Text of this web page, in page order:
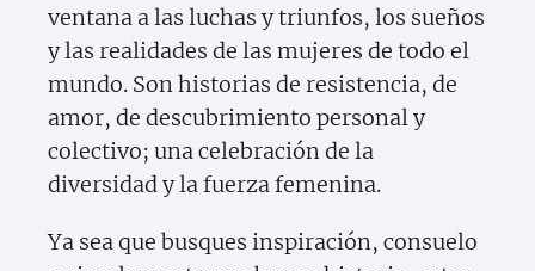
ventana a las luchas y triunfos, los sueños
y las realidades de las mujeres de todo el
mundo. Son historias de resistencia, de
amor, de descubrimiento personal y
colectivo; una celebración de la
diversidad y la fuerza femenina.
Ya sea que busques inspiración, consuelo